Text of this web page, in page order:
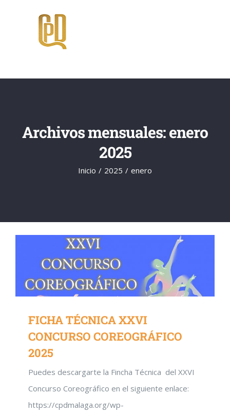
Archivos mensuales:enero
2025
Inicio 2025 enero
FICHA TÉCNICA XXVI
CONCURSO COREOGRÁFICO
2025
Puedes descargarte la Fincha Técnica del XXVI
Concurso Coreográfico en el siguiente enlace:
https://cpdmalaga.org/wp-